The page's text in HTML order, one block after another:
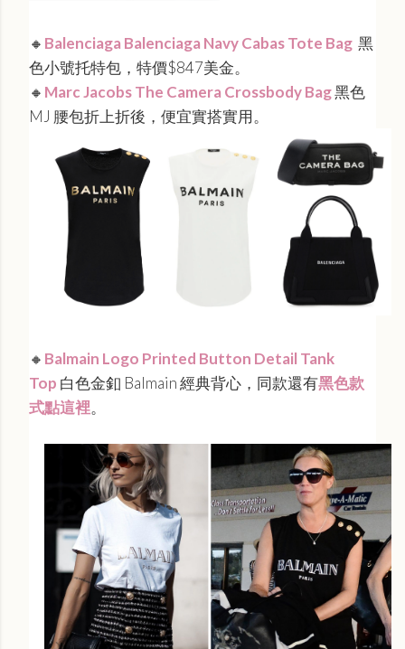
🔸 Balenciaga Balenciaga Navy Cabas Tote Bag 黑
色小號托特包，特價$847美金。
🔸 Marc Jacobs The Camera Crossbody Bag黑色
MJ 腰包折上折後，便宜實搭實用。
🔸 Balmain Logo Printed Button Detail Tank
Top 白色金釦 Balmain 經典背心，同款還有黑色款
式點這裡。